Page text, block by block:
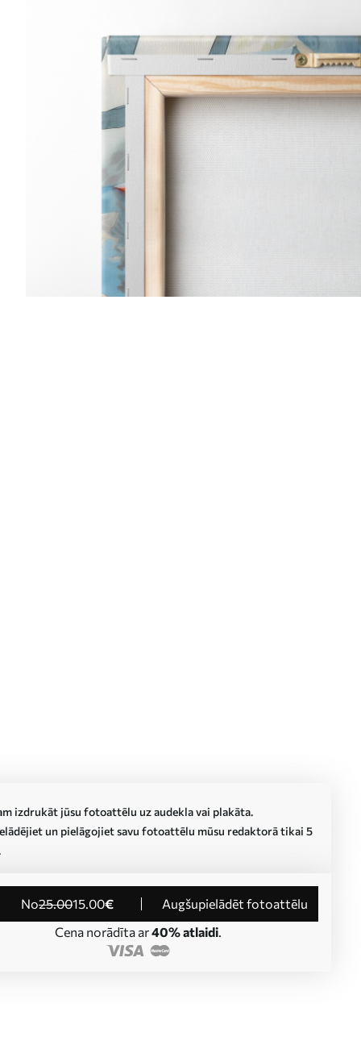
izdrukāt jūsu fotoattēlu uz audekla vai plakāta.
un pielāgojiet savu fotoattēlu mūsu redaktorā tikai 5
no25.0015.00€
Augšupielādēt fotoattēlu
Cena norādīta ar40% atlaidi.